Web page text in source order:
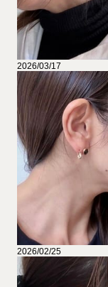
2026/03/17
2026/02/25